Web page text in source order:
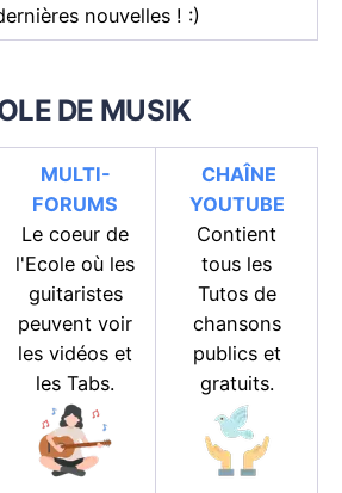
nouvelles ! :)
DE MUSIK
MULTI-
FORUMS
Le coeur de
l'Ecole où les
guitaristes
peuvent voir
les vidéos et
les Tabs.
CHAÎNE
YOUTUBE
Contient
tous les
Tutos de
chansons
publics et
gratuits.